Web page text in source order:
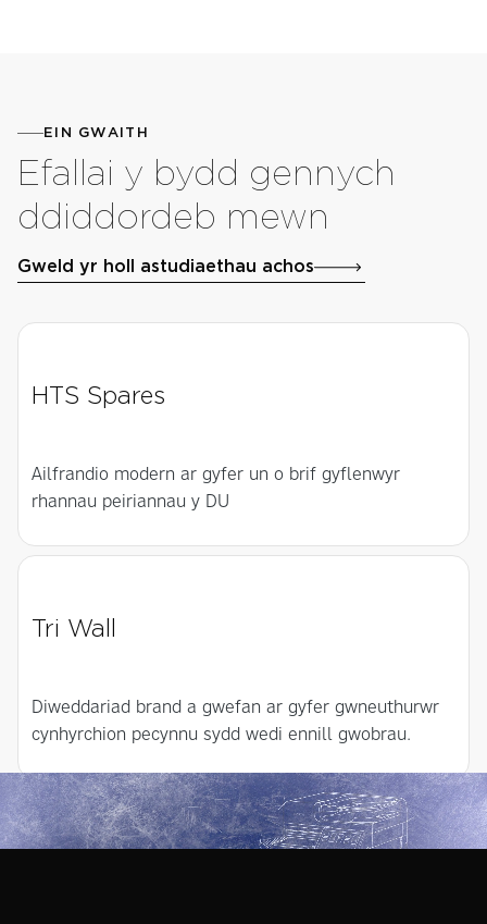
EIN GWAITH
Efallai y bydd gennych
ddiddordeb mewn
Gweld yr holl astudiaethau achos
HTS Spares
Ailfrandio modern ar gyfer un o brif gyflenwyr
rhannau peiriannau y DU
Tri Wall
Diweddariad brand a gwefan ar gyfer gwneuthurwr
cynhyrchion pecynnu sydd wedi ennill gwobrau.